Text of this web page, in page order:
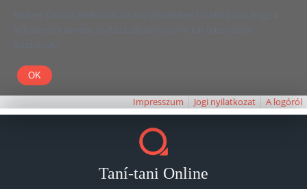
Kedves Olvasó! Weboldalunk böngészésével Ön elfogadja, hogy a
felhasználói élmény javítása céljából cookie-kat használunk.
Köszönjük!
Impresszum Jogi nyilatkozat A logóról
Taní-tani Online